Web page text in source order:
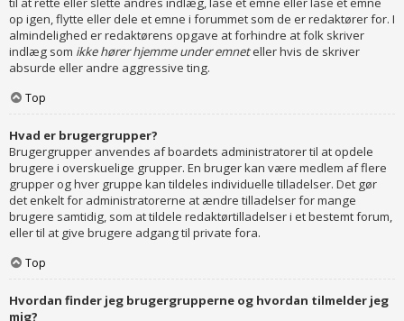
op igen, flytte eller dele et emne i forummet som de er redaktører for. I
almindelighed er redaktørens opgave at forhindre at folk skriver
indlæg som ikke hører hjemme under emneteller hvis de skriver
absurde eller andre aggressive ting.
Top
Hvad er brugergrupper?
Brugergrupper anvendes af boardets administratorer til at opdele
brugere i overskuelige grupper. En bruger kan være medlem af flere
grupper og hver gruppe kan tildeles individuelle tilladelser. Det gør
det enkelt for administratorerne at ændre tilladelser for mange
brugere samtidig, som at tildele redaktørtilladelser i et bestemt forum,
eller til at give brugere adgang til private fora.
Top
Hvordan finder jeg brugergrupperne og hvordan tilmelder jeg
mig?